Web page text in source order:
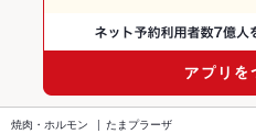
焼肉・ホルモン たまプラーザ